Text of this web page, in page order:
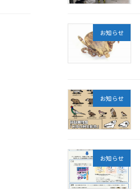
お知らせ
お知らせ
お知らせ